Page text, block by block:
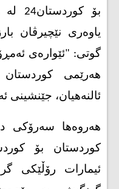
بۆ
یاوه‌ری نێچیرڤان
گوتی: "ئێوارەی
هەرێمی
ئالنەهیان، جێنشینی
هه‌روه‌ها سەرۆکی
ئیمارات رۆڵێکی